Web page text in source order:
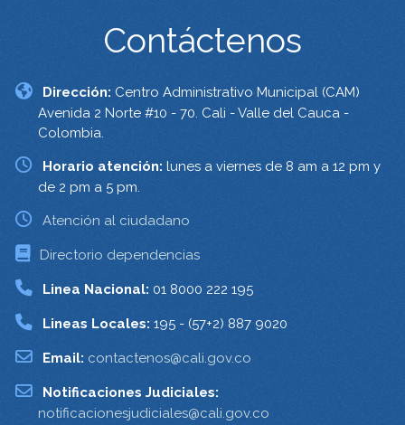
Contáctenos
Dirección: Centro Administrativo Municipal (CAM)
Avenida 2 Norte #10 - 70. Cali - Valle del Cauca -
Colombia.
Horario atención: lunes a viernes de 8 am a 12 pm y
de 2 pm a 5 pm.
Atención al ciudadano
Directorio dependencias
Linea Nacional: 01 8000 222 195
Lineas Locales: 195 - (57+2) 887 9020
Email: contactenos@cali.gov.co
Notificaciones Judiciales:
notificacionesjudiciales@cali.gov.co